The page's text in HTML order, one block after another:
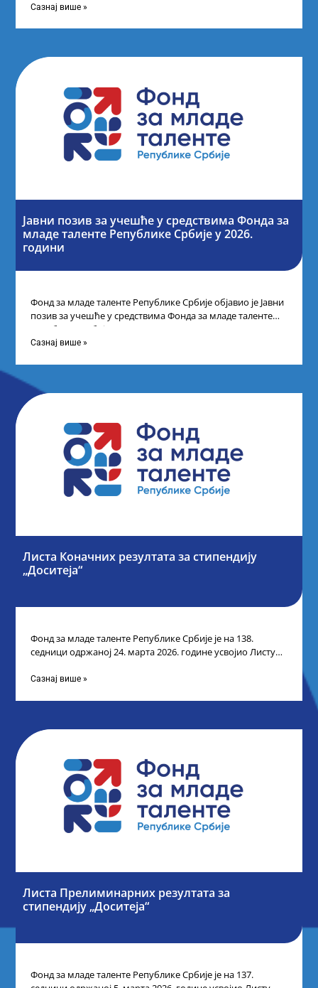
Сазнај више »
Јавни позив за учешће у средствима Фонда за
младе таленте Републике Србије у 2026.
години
Фонд за младе таленте Републике Србије објавио је Јавни
позив за учешће у средствима Фонда за младе таленте
Републике Србије
Сазнај више »
Листа Коначних резултата за стипендију
„Доситеја“
Фонд за младе таленте Републике Србије је на 138.
седници одржаној 24. марта 2026. године усвојио Листу
Сазнај више »
Листа Прелиминарних резултата за
стипендију „Доситеја“
Фонд за младе таленте Републике Србије је на 137.